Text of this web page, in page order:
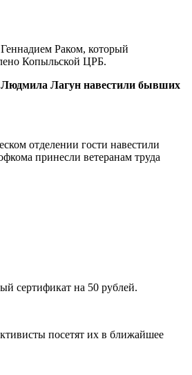
Раком, который
Копыльской ЦРБ.
Людмила Лагун навестили бывших
отделении гости навестили
принесли ветеранам труда
сертификат на 50 рублей.
посетят их в ближайшее